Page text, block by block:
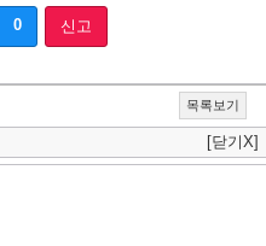
0 신고
목록보기
[닫기X]